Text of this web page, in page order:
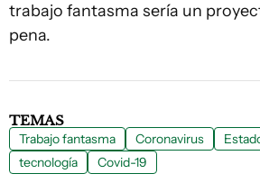
trabajo fantasma sería un
pena.
TEMAS
Trabajo fantasma Coronavirus
tecnología
Covid-19